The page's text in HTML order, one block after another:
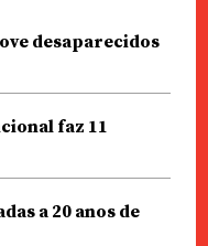
desaparecidos
faz 11
a 20 anos de